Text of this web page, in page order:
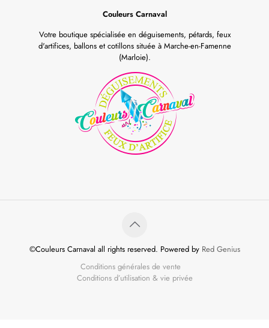
Couleurs Carnaval
Votre boutique spécialisée en déguisements, pétards, feux
d'artifices, ballons et cotillons située à Marche-en-Famenne
(Marloie).
©Couleurs Carnaval all rights reserved. Powered by Red Genius
Conditions générales de vente
Conditions d’utilisation & vie privée